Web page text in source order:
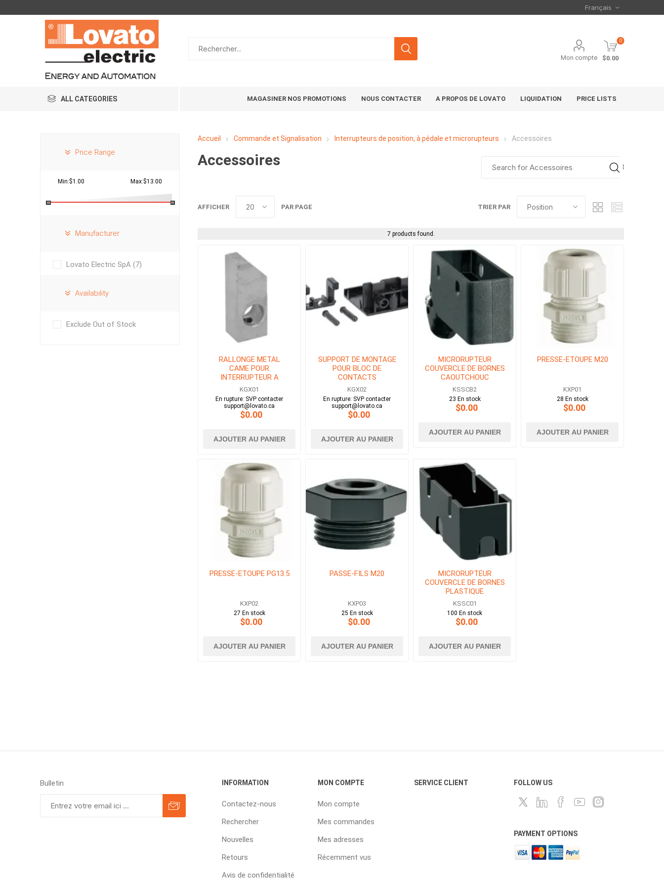
Mon compte
0
$0.00
ALL CATEGORIES MAGASINER NOS PROMOTIONS NOUS CONTACTER A PROPOS DE LOVATO LIQUIDATION PRICE LISTS
Accueil Commande et Signalisation Interrupteurs de position, à pédale et microrupteurs Accessoires
Accessoires
TRIER PAR
AFFICHER PAR PAGE
7 products found.
RALLONGE METAL
CAME POUR
INTERRUPTEUR A
PEDALE
KGX01
En rupture: SVP contacter
support@lovato.ca
$0.00
AJOUTER AU PANIER
SUPPORT DE MONTAGE
POUR BLOC DE
CONTACTS
KGX02
En rupture: SVP contacter
support@lovato.ca
$0.00
AJOUTER AU PANIER
MICRORUPTEUR
COUVERCLE DE BORNES
CAOUTCHOUC
KSSCB2
23 En stock
$0.00
AJOUTER AU PANIER
PRESSE-ETOUPE M20
KXP01
28 En stock
$0.00
AJOUTER AU PANIER
PRESSE-ETOUPE PG13.5
KXP02
27 En stock
$0.00
AJOUTER AU PANIER
PASSE-FILS M20
KXP03
25 En stock
$0.00
AJOUTER AU PANIER
MICRORUPTEUR
COUVERCLE DE BORNES
PLASTIQUE
KSSC01
100 En stock
$0.00
AJOUTER AU PANIER
Price Range
Min:$1.00 Max:$13.00
Manufacturer
Lovato Electric SpA (7)
Availability
Exclude Out of Stock
Bulletin INFORMATION
Contactez-nous
Rechercher
Nouvelles
Retours
Avis de confidentialité
MON COMPTE
Mon compte
Mes commandes
Mes adresses
Récemment vus
SERVICE CLIENT FOLLOW US
PAYMENT OPTIONS